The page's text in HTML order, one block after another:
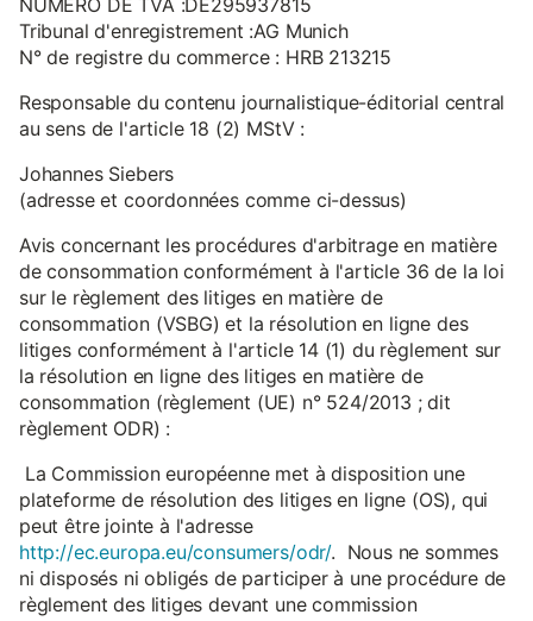
Tribunal d'enregistrement :AG Munich
N° de registre du commerce : HRB 213215
Responsable du contenu journalistique-éditorial central
au sens de l'article 18 (2) MStV :
Johannes Siebers
(adresse et coordonnées comme ci-dessus)
Avis concernant les procédures d'arbitrage en matière
de consommation conformément à l'article 36 de la loi
sur le règlement des litiges en matière de
consommation (VSBG) et la résolution en ligne des
litiges conformément à l'article 14 (1) du règlement sur
la résolution en ligne des litiges en matière de
consommation (règlement (UE) n° 524/2013 ; dit
règlement ODR) :
La Commission européenne met à disposition une
plateforme de résolution des litiges en ligne (OS), qui
peut être jointe à l'adresse
http://ec.europa.eu/consumers/odr/. Nous ne sommes
ni disposés ni obligés de participer à une procédure de
règlement des litiges devant une commission